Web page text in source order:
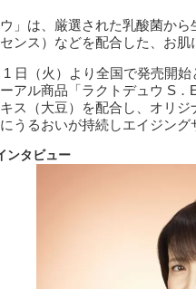
ウ」は、厳選された乳酸菌か
センス）などを配合した、お
1 日（火）より全国で発売開
アル商品「ラクトデュウ S
ス（大豆）を配合し、オリ
うるおいが持続しエイジン
ンタビュー